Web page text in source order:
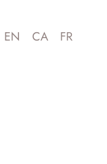
EN CA FR